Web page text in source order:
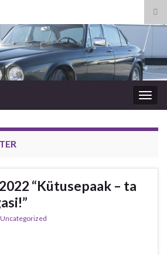
“Kütusepaak – ta
Uncategorized